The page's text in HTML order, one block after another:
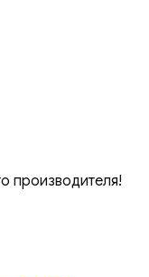
производителя!